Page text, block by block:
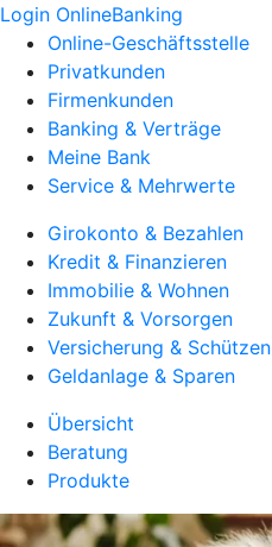
Login OnlineBanking
Online-Geschäftsstelle
Privatkunden
Firmenkunden
Banking & Verträge
Meine Bank
Service & Mehrwerte
Girokonto & Bezahlen
Kredit & Finanzieren
Immobilie & Wohnen
Zukunft & Vorsorgen
Versicherung & Schützen
Geldanlage & Sparen
Übersicht
Beratung
Produkte